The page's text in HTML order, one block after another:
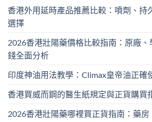
香港外用延時產品推薦比較：噴劑、持
選擇
2026香港壯陽藥價格比較指南：原廠
錢全面分析
印度神油用法教學：Climax皇帝油正確
香港買威而鋼的醫生紙規定與正貨購買
2026香港壯陽藥哪裡買正貨指南：藥